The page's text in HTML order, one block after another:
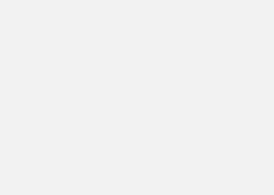
– непрерывная защита
нагрузки с одного хоста
следует за нагрузкой, а
vCenter – сбор информации о
параметры. При